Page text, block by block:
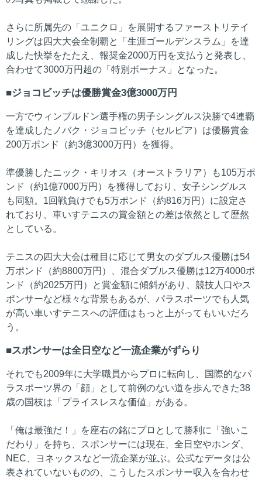
さらに所属先の「ユニクロ」を展開するファーストリテイ
リングは四大大会全制覇と「生涯ゴールデンスラム」を達
成した快挙をたたえ、報奨金2000万円を支払うと発表し、
合わせて3000万円超の「特別ボーナス」となった。
ジョコビッチは優勝賞金3億3000万円
一方でウィンブルドン選手権の男子シングルス決勝で4連覇
を達成したノバク・ジョコビッチ（セルビア）は優勝賞金
200万ポンド（約3億3000万円）を獲得。
準優勝したニック・キリオス（オーストラリア）も105万ポ
ンド（約1億7000万円）を獲得しており、女子シングルス
も同額。1回戦負けでも5万ポンド（約816万円）に設定さ
れており、車いすテニスの賞金額との差は依然として歴然
としている。
テニスの四大大会は種目に応じて男女のダブルス優勝は54
万ポンド（約8800万円）、混合ダブルス優勝は12万4000ポ
ンド（約2025万円）と賞金額に傾斜があり、競技人口やス
ポンサーなど様々な背景もあるが、パラスポーツでも人気
が高い車いすテニスへの評価はもっと上がってもいいだろ
う。
スポンサーは全日空など一流企業がずらり
それでも2009年に大学職員からプロに転向し、国際的なパ
ラスポーツ界の「顔」として前例のない道を歩んできた38
歳の国枝は「プライスレスな価値」がある。
「俺は最強だ！」を座右の銘にプロとして勝利に「強いこ
だわり」を持ち、スポンサーには現在、全日空やホンダ、
NEC、ヨネックスなど一流企業が並ぶ。公式なデータは公
表されていないものの、こうしたスポンサー収入を合わせ